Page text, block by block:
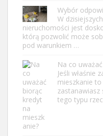
Wybór
W
nieruchomości jest
którą pozwolić może
pod warunkiem …
Na co
Jeśli właśnie
mieszkanie
zastanawiasz
tego typu